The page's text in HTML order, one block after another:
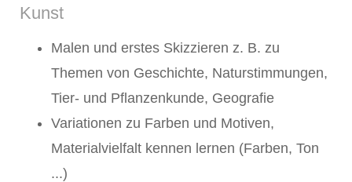
Kunst
Malen und erstes Skizzieren z. B. zu
Themen von Geschichte, Naturstimmungen,
Tier- und Pflanzenkunde, Geografie
Variationen zu Farben und Motiven,
Materialvielfalt kennen lernen (Farben, Ton
...)